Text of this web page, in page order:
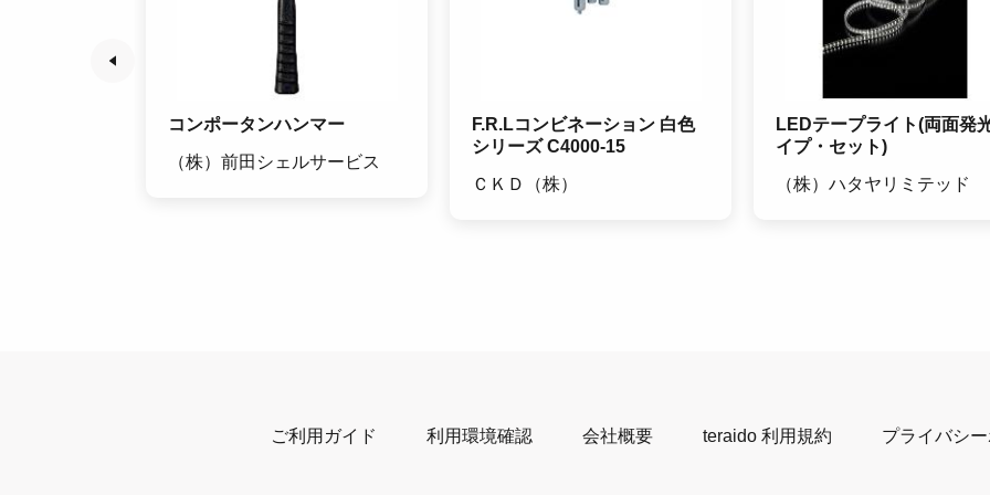
コンポータンハンマー
（株）前田シェルサービス
F.R.Lコンビネーション 白色
シリーズ C4000-15
ＣＫＤ（株）
LEDテープライト(両面発
イプ・セット)
（株）ハタヤリミテッド
ご利用ガイド 利用環境確認 会社概要 teraido 利用規約 プライバシ